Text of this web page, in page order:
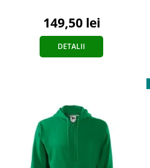
149,50 lei
DETALII